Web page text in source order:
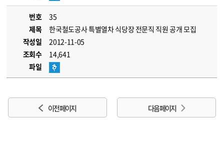
번호
35
제목
한국철도공사 특별열차 식당장 전문직 직원 공개 모집
작성일
2012-11-05
조회수
14,641
파일
이전 페이지 다음 페이지